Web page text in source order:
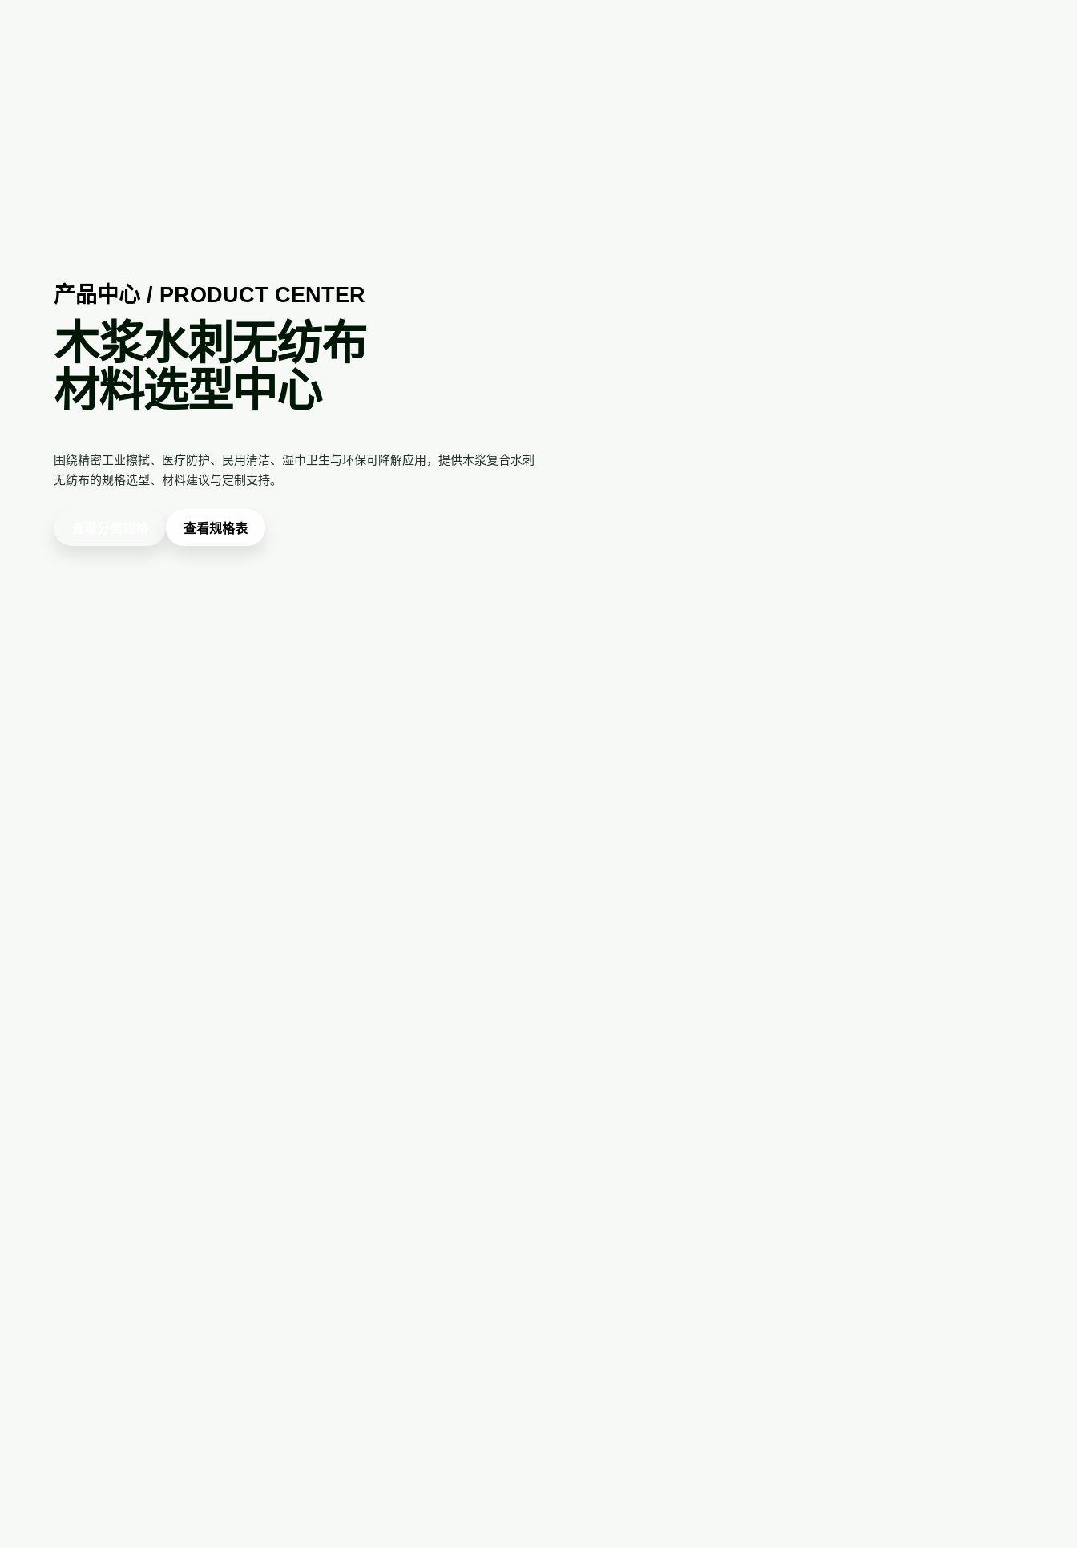
产品中心 / PRODUCT CENTER
木浆水刺无纺布
材料选型中心
围绕精密工业擦拭、医疗防护、民用清洁、湿巾卫生与环保可降解应用，提供木浆复合水刺
无纺布的规格选型、材料建议与定制支持。
查看规格表